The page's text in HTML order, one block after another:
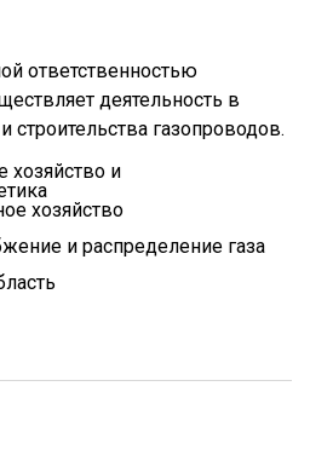
ответственностью
деятельность в
строительства газопроводов.
хозяйство и
хозяйство
и распределение газа